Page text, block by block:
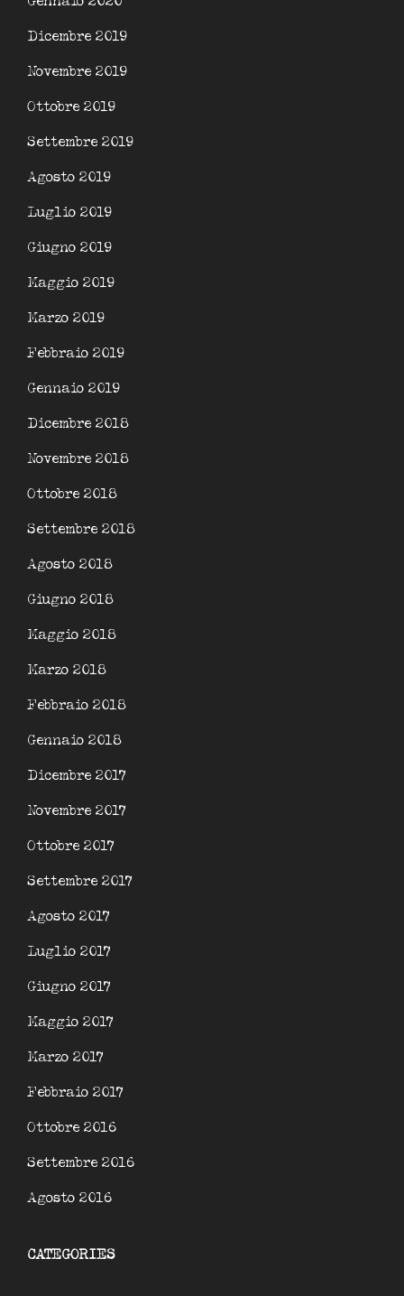
Dicembre 2019
Novembre 2019
Ottobre 2019
Settembre 2019
Agosto 2019
Luglio 2019
Giugno 2019
Maggio 2019
Marzo 2019
Febbraio 2019
Gennaio 2019
Dicembre 2018
Novembre 2018
Ottobre 2018
Settembre 2018
Agosto 2018
Giugno 2018
Maggio 2018
Marzo 2018
Febbraio 2018
Gennaio 2018
Dicembre 2017
Novembre 2017
Ottobre 2017
Settembre 2017
Agosto 2017
Luglio 2017
Giugno 2017
Maggio 2017
Marzo 2017
Febbraio 2017
Ottobre 2016
Settembre 2016
Agosto 2016
CATEGORIES